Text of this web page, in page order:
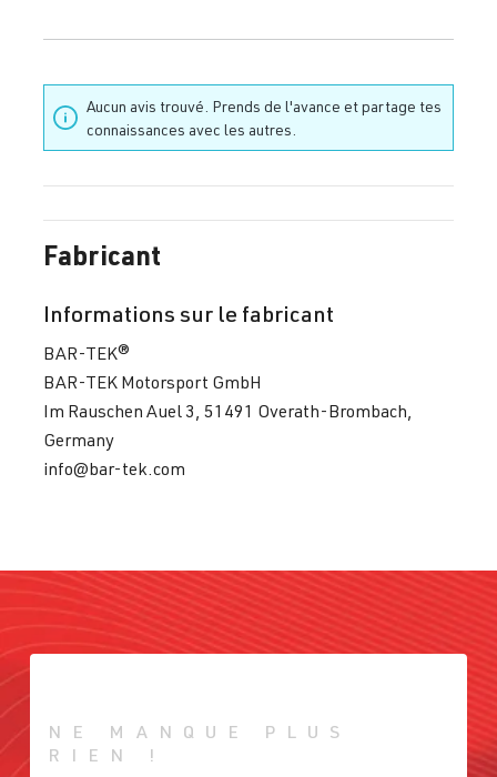
Aucun avis trouvé. Prends de l'avance et partage tes
connaissances avec les autres.
Fabricant
Informations sur le fabricant
BAR-TEK®
BAR-TEK Motorsport GmbH
Im Rauschen Auel 3, 51491 Overath-Brombach,
Germany
info@bar-tek.com
NE MANQUE PLUS
RIEN !